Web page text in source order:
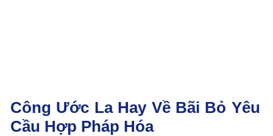
Công Ước La Hay Về Bãi Bỏ Yêu
Cầu Hợp Pháp Hóa